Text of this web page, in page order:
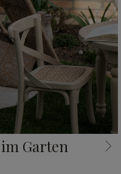
Garten